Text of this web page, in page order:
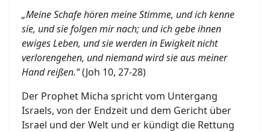
„Meine Schafe hören meine Stimme, und ich kenne
sie, und sie folgen mir nach; und ich gebe ihnen
ewiges Leben, und sie werden in Ewigkeit nicht
verlorengehen, und niemand wird sie aus meiner
Hand reißen.“(Joh 10, 27-28)
Der Prophet Micha spricht vom Untergang
Israels, von der Endzeit und dem Gericht über
Israel und der Welt und er kündigt die Rettung